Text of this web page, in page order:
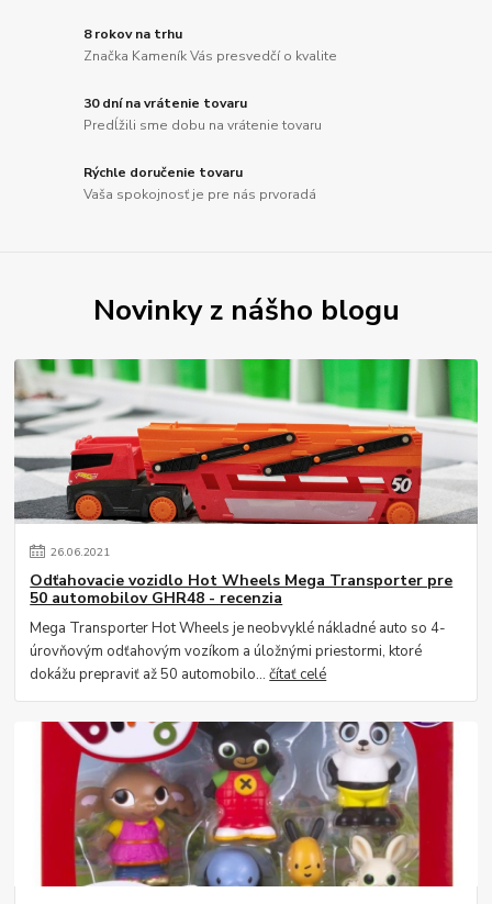
8 rokov na trhu
Značka Kameník Vás presvedčí o kvalite
30 dní na vrátenie tovaru
Predĺžili sme dobu na vrátenie tovaru
Rýchle doručenie tovaru
Vaša spokojnosť je pre nás prvoradá
Novinky z nášho blogu
26.06.2021
Odťahovacie vozidlo Hot Wheels Mega Transporter pre
50 automobilov GHR48 - recenzia
Mega Transporter Hot Wheels je neobvyklé nákladné auto so 4-
úrovňovým odťahovým vozíkom a úložnými priestormi, ktoré
dokážu prepraviť až 50 automobilo...čítať celé